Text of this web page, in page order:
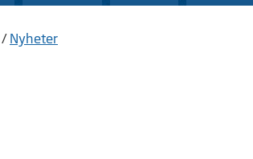
/ Nyheter